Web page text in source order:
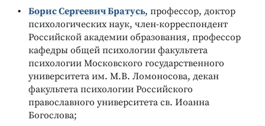
Борис Сергеевич Братусь, профессор, доктор
психологических наук, член-корреспондент
Российской академии образования, профессор
кафедры общей психологии факультета
психологии Московского государственного
университета им. М.В. Ломоносова, декан
факультета психологии Российского
православного университета св. Иоанна
Богослова;